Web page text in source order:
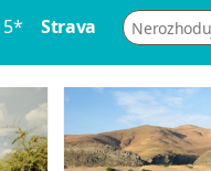
5* Strava